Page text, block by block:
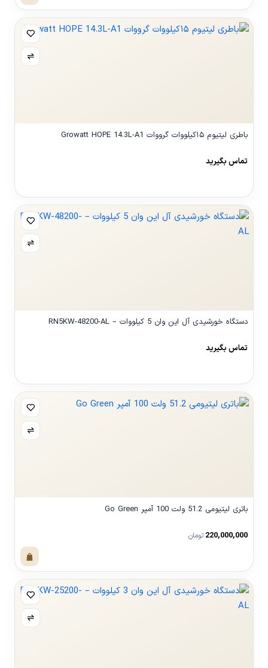
باطری لیتیوم ۱۵کیلووات گرووات Growatt HOPE 14.3L-A1
تماس بگیرید
دستگاه خورشیدی آل این وان 5 کیلووات – RN5KW-48200-AL
تماس بگیرید
باتری لیتیومی 51.2 ولت 100 آمپر Go Green
220,000,000 تومان